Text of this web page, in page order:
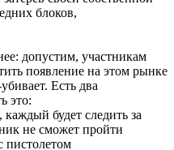
блоков,
допустим, участникам
появление на этом рынке
Есть два
это:
каждый будет следить за
не сможет пройти
пистолетом